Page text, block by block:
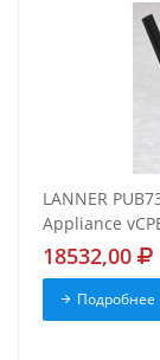
LANNER
Appliance
18532,00
Подробнее